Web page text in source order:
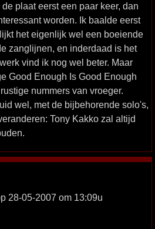
plaat eerst een paar keer, dan
worden. Ik baalde eerst
het eigenlijk wel een boeiende
zanglijnen, en inderdaad is het
vind ik nog wel beter. Maar
Good Enough Is Good Enough
nummers van vroeger.
wel, met de bijbehorende solo's,
Tony Kakko zal altijd
28-05-2007 om 13:09u